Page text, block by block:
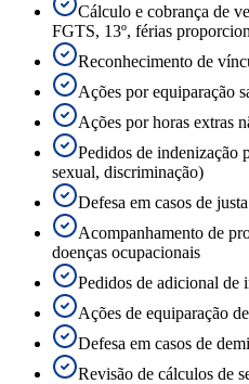
Cálculo e cobrança de
FGTS, 13º, férias
Reconhecimento de
Ações por equiparação
Ações por horas extras
Pedidos de indenização
sexual, discriminação)
Defesa em casos de
Acompanhamento de
doenças ocupacionais
Pedidos de adicional de
Ações de equiparação
Defesa em casos de
Revisão de cálculos de